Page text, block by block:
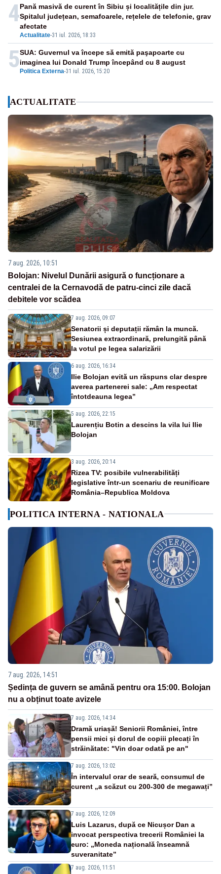
4
Actualitate-31 iul. 2026, 18:33
Pană masivă de curent în Sibiu și localitățile din jur.
Spitalul județean, semafoarele, rețelele de telefonie, grav
afectate
5 Politica Externa-31 iul. 2026, 15:20
SUA: Guvernul va începe să emită paşapoarte cu
imaginea lui Donald Trump începând cu 8 august
ACTUALITATE
7 aug. 2026, 10:51
Bolojan: Nivelul Dunării asigură o funcționare a
centralei de la Cernavodă de patru-cinci zile dacă
debitele vor scădea
7 aug. 2026, 09:07
Senatorii și deputații rămân la muncă.
Sesiunea extraordinară, prelungită până
la votul pe legea salarizării
6 aug. 2026, 16:34
Ilie Bolojan evită un răspuns clar despre
averea partenerei sale: „Am respectat
întotdeauna legea”
5 aug. 2026, 22:15
Laurențiu Botin a descins la vila lui Ilie
Bolojan
3 aug. 2026, 20:14
Rizea TV: posibile vulnerabilități
legislative într-un scenariu de reunificare
România–Republica Moldova
POLITICA INTERNA - NATIONALA
7 aug. 2026, 14:51
Ședința de guvern se amână pentru ora 15:00. Bolojan
nu a obținut toate avizele
7 aug. 2026, 14:34
Dramă uriașă! Seniorii României, între
pensii mici și dorul de copiii plecați în
străinătate: "Vin doar odată pe an"
7 aug. 2026, 13:02
În intervalul orar de seară, consumul de
curent „a scăzut cu 200-300 de megawați”
7 aug. 2026, 12:09
Luis Lazarus, după ce Nicușor Dan a
invocat perspectiva trecerii României la
euro: „Moneda națională înseamnă
suveranitate”
7 aug. 2026, 11:51